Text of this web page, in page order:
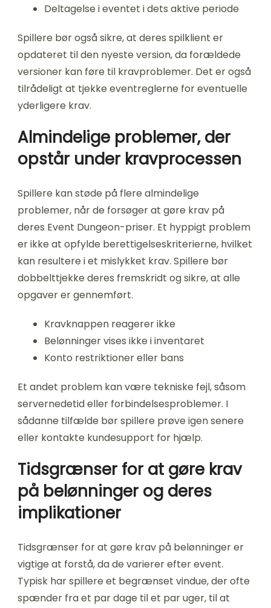
Deltagelse i eventet i dets aktive periode
Spillere bør også sikre, at deres spilklient er
opdateret til den nyeste version, da forældede
versioner kan føre til kravproblemer. Det er også
tilrådeligt at tjekke eventreglerne for eventuelle
yderligere krav.
Almindelige problemer, der
opstår under kravprocessen
Spillere kan støde på flere almindelige
problemer, når de forsøger at gøre krav på
deres Event Dungeon-priser. Et hyppigt problem
er ikke at opfylde berettigelseskriterierne, hvilket
kan resultere i et mislykket krav. Spillere bør
dobbelttjekke deres fremskridt og sikre, at alle
opgaver er gennemført.
Kravknappen reagerer ikke
Belønninger vises ikke i inventaret
Konto restriktioner eller bans
Et andet problem kan være tekniske fejl, såsom
servernedetid eller forbindelsesproblemer. I
sådanne tilfælde bør spillere prøve igen senere
eller kontakte kundesupport for hjælp.
Tidsgrænser for at gøre krav
på belønninger og deres
implikationer
Tidsgrænser for at gøre krav på belønninger er
vigtige at forstå, da de varierer efter event.
Typisk har spillere et begrænset vindue, der ofte
spænder fra et par dage til et par uger, til at